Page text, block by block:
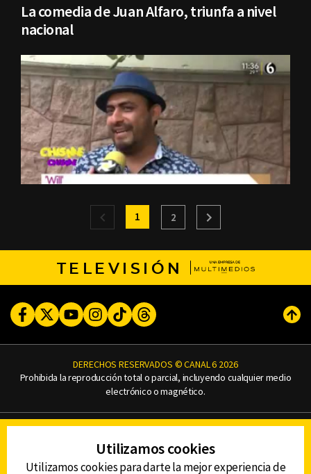
La comedia de Juan Alfaro, triunfa a nivel
nacional
1 2
TELEVISIÓN
FacebookTwitterYoutubeInstagram
TikTokThreads
DERECHOS RESERVADOS © CANAL 6 2026
Prohibida la reproducción total o parcial, incluyendo cualquier medio
electrónico o magnético.
AVISO DE PRIVACIDAD
AVISO LEGAL
DEFENSORÍA DE LAS AUDIENCIAS
Utilizamos cookies
Utilizamos cookies para darte la mejor experiencia de